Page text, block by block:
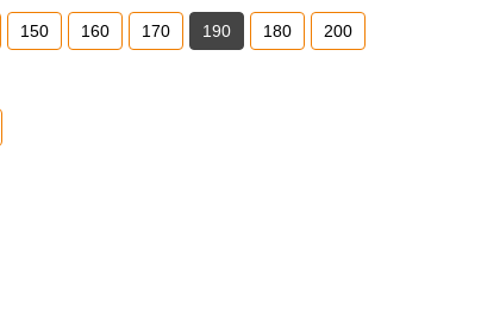
150 160 170 190 180 200